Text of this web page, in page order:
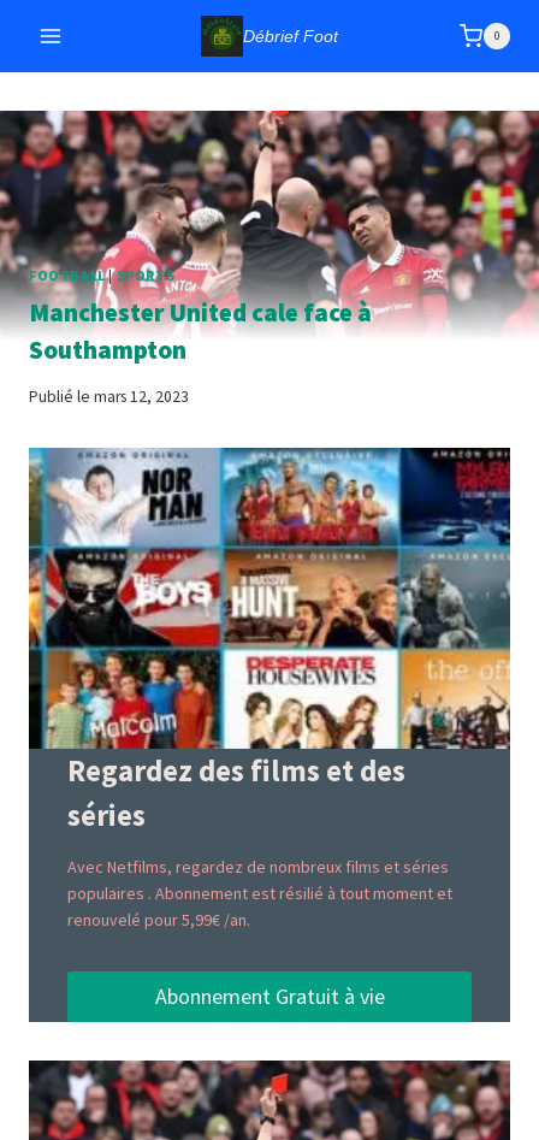
contenu
Débrief Foot 0
FOOTBALL|SPORTS
Manchester United cale face à
Southampton
Publié le mars 12, 2023
Regardez des films et des
séries
Avec Netfilms, regardez de nombreux films et séries
populaires . Abonnement est résilié à tout moment et
renouvelé pour 5,99€ /an.
Abonnement Gratuit à vie